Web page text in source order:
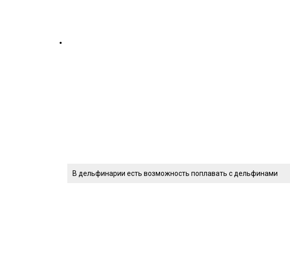
В дельфинарии есть возможность поплавать с дельфинами